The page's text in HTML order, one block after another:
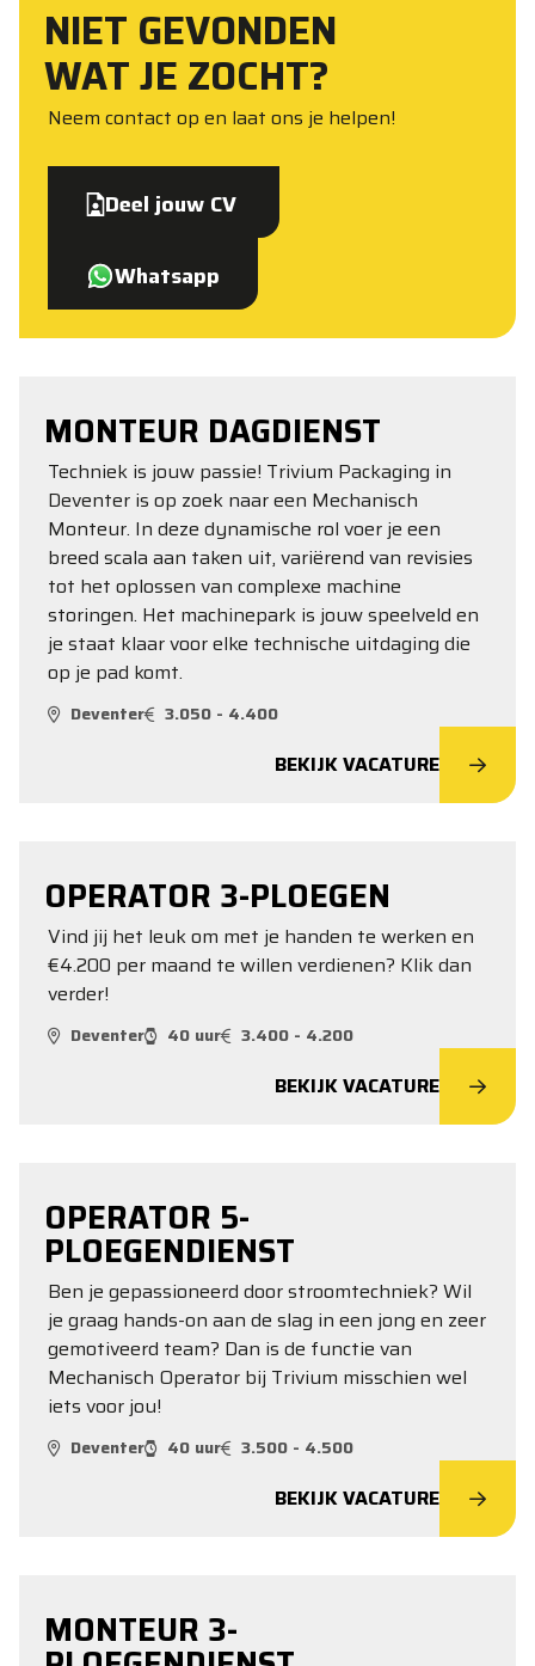
NIET GEVONDEN
WAT JE ZOCHT?
Neem contact op en laat ons je helpen!
Deel jouw CV
Whatsapp
MONTEUR DAGDIENST
Techniek is jouw passie! Trivium Packaging in
Deventer is op zoek naar een Mechanisch
Monteur. In deze dynamische rol voer je een
breed scala aan taken uit, variërend van revisies
tot het oplossen van complexe machine
storingen. Het machinepark is jouw speelveld en
je staat klaar voor elke technische uitdaging die
op je pad komt.
Deventer 3.050 - 4.400
BEKIJK VACATURE
OPERATOR 3-PLOEGEN
Vind jij het leuk om met je handen te werken en
€4.200 per maand te willen verdienen? Klik dan
verder!
Deventer 40 uur 3.400 - 4.200
BEKIJK VACATURE
OPERATOR 5-
PLOEGENDIENST
Ben je gepassioneerd door stroomtechniek? Wil
je graag hands-on aan de slag in een jong en zeer
gemotiveerd team? Dan is de functie van
Mechanisch Operator bij Trivium misschien wel
iets voor jou!
Deventer 40 uur 3.500 - 4.500
BEKIJK VACATURE
MONTEUR 3-